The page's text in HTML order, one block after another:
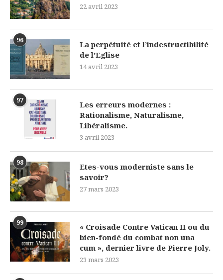
22 avril 2023
96
La perpétuité et l’indestructibilité
de l’Eglise
14 avril 2023
97
Les erreurs modernes :
Rationalisme, Naturalisme,
Libéralisme.
3 avril 2023
98
Etes-vous moderniste sans le
savoir?
27 mars 2023
99
« Croisade Contre Vatican II ou du
bien-fondé du combat non una
cum », dernier livre de Pierre Joly.
23 mars 2023